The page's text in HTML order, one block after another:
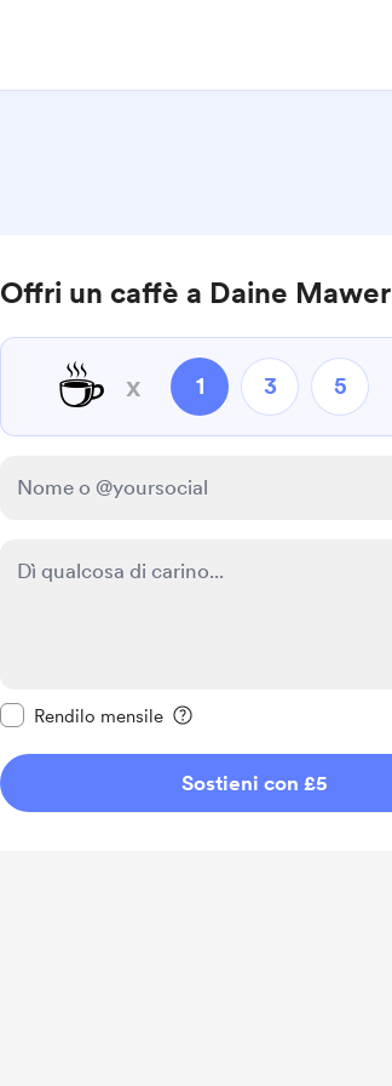
Offri un caffè a Daine Mawer
☕ x 1 3 5
Rendilo mensile
Sostieni con £5